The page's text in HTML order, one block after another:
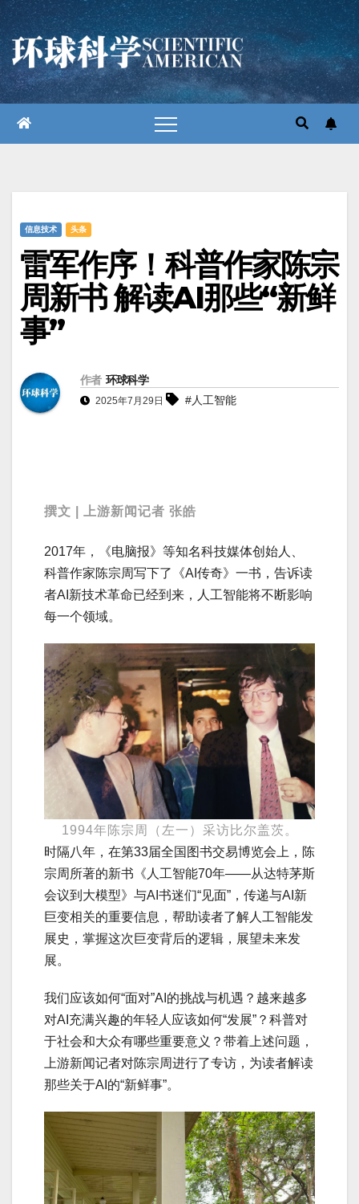
跳
至
内
容
信息技术 头条
雷军作序！科普作家陈宗
周新书 解读AI那些“新鲜
事”
作者 环球科学
2025年7月29日 #人工智能
撰文 | 上游新闻记者 张皓
2017年，《电脑报》等知名科技媒体创始人、
科普作家陈宗周写下了《AI传奇》一书，告诉读
者AI新技术革命已经到来，人工智能将不断影响
每一个领域。
1994年陈宗周（左一）采访比尔盖茨。
时隔八年，在第33届全国图书交易博览会上，陈
宗周所著的新书《人工智能70年——从达特茅斯
会议到大模型》与AI书迷们“见面”，传递与AI新
巨变相关的重要信息，帮助读者了解人工智能发
展史，掌握这次巨变背后的逻辑，展望未来发
展。
我们应该如何“面对”AI的挑战与机遇？越来越多
对AI充满兴趣的年轻人应该如何“发展”？科普对
于社会和大众有哪些重要意义？带着上述问题，
上游新闻记者对陈宗周进行了专访，为读者解读
那些关于AI的“新鲜事”。